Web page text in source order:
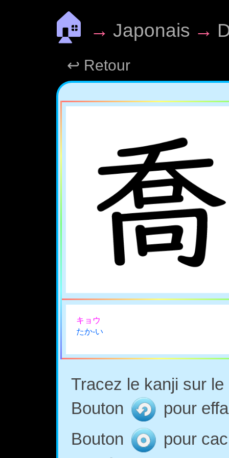
🏠 → Japonais →
↩ Retour
キョウ
たか-い
Tracez le kanji sur
Bouton
pour
Bouton
pour